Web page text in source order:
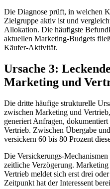
Die Diagnose prüft, in welchen
Zielgruppe aktiv ist und
Allokation. Die häufigste
aktuellen Marketing-Budgets
Käufer-Aktivität.
Ursache 3:
Marketing und
Die dritte häufige strukturelle
zwischen Marketing und
generiert Anfragen,
Vertrieb. Zwischen Übergabe
versickern 60 bis 80 Prozent
Die Versickerungs-Mechanismen
zeitliche Verzögerung.
Vertrieb meldet sich erst drei
Zeitpunkt hat der Interessent